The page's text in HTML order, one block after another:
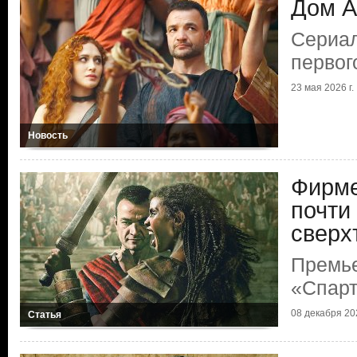
Новость
Дом
23 мая 2026 г.
Статья 08 декабря